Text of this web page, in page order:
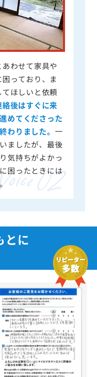
わせて家具や
っており、ま
てほしいと依頼
絡後はすぐに来
めてくださった
わりました。 一
ましたが、最後
気持ちがよかっ
困ったときには
とに